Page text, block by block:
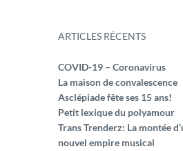
ARTICLES RÉCENTS
COVID-19 – Coronavirus
La maison de convalescence
Asclépiade fête ses 15 ans!
Petit lexique du polyamour
Trans Trenderz: La montée
nouvel empire musical